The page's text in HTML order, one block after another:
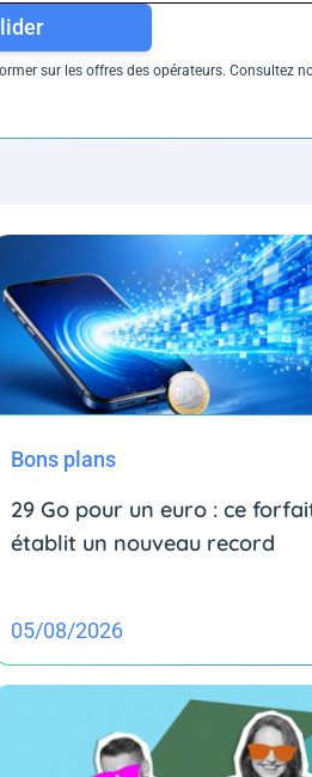
sur les offres des opérateurs. Consultez
Bons plans
29 Go pour un euro : ce
établit un nouveau record
05/08/2026